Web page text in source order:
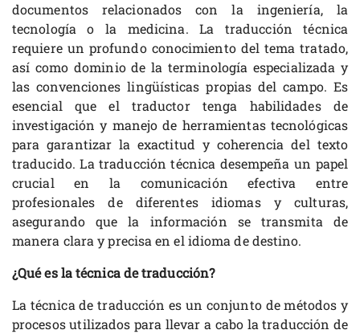
documentos relacionados con la ingeniería, la
tecnología o la medicina. La traducción técnica
requiere un profundo conocimiento del tema tratado,
así como dominio de la terminología especializada y
las convenciones lingüísticas propias del campo. Es
esencial que el traductor tenga habilidades de
investigación y manejo de herramientas tecnológicas
para garantizar la exactitud y coherencia del texto
traducido. La traducción técnica desempeña un papel
crucial en la comunicación efectiva entre
profesionales de diferentes idiomas y culturas,
asegurando que la información se transmita de
manera clara y precisa en el idioma de destino.
¿Qué es la técnica de traducción?
La técnica de traducción es un conjunto de métodos y
procesos utilizados para llevar a cabo la traducción de